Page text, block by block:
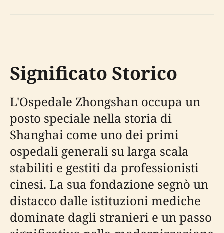
Significato Storico
L'Ospedale Zhongshan occupa un
posto speciale nella storia di
Shanghai come uno dei primi
ospedali generali su larga scala
stabiliti e gestiti da professionisti
cinesi. La sua fondazione segnò un
distacco dalle istituzioni mediche
dominate dagli stranieri e un passo